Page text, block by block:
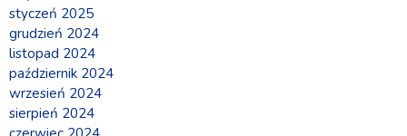
styczeń 2025
grudzień 2024
listopad 2024
październik 2024
wrzesień 2024
sierpień 2024